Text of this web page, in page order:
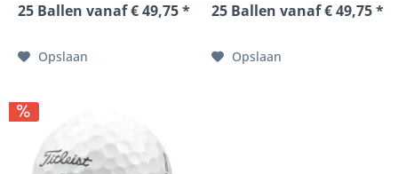
professionele
bekend om zijn
uitzonderlijke...
25 Ballen vanaf € 49,75 *
Opslaan
uitzonderlijke prestaties in
proofing. Dit assortiment is
de gele...
25 Ballen vanaf € 49,75 *
Opslaan